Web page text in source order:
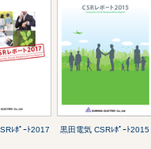
ﾚﾎﾟｰﾄ2017 黒田電気 CSRﾚﾎﾟｰﾄ2015